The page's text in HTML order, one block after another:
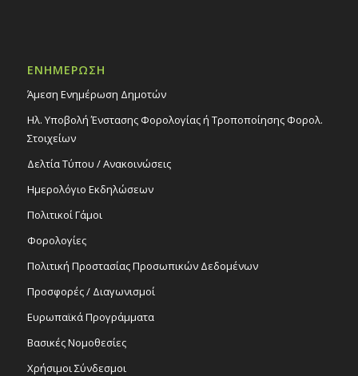
ΕΝΗΜΕΡΩΣΗ
Άμεση Ενημέρωση Δημοτών
Ηλ. Υποβολή Ένστασης Φορολογίας ή Τροποποίησης Φορολ.
Στοιχείων
Δελτία Τύπου / Ανακοινώσεις
Ημερολόγιο Εκδηλώσεων
Πολιτικοί Γάμοι
Φορολογίες
Πολιτική Προστασίας Προσωπικών Δεδομένων
Προσφορές / Διαγωνισμοί
Ευρωπαϊκά Προγράμματα
Βασικές Νομοθεσίες
Χρήσιμοι Σύνδεσμοι